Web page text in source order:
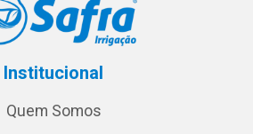
Institucional
Quem Somos